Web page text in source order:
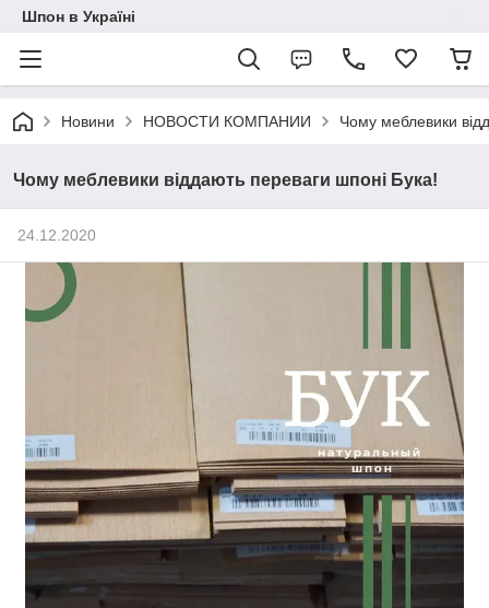
Шпон в Україні
Новини НОВОСТИ КОМПАНИИ Чому меблевики
Чому меблевики віддають переваги шпоні Бука!
24.12.2020